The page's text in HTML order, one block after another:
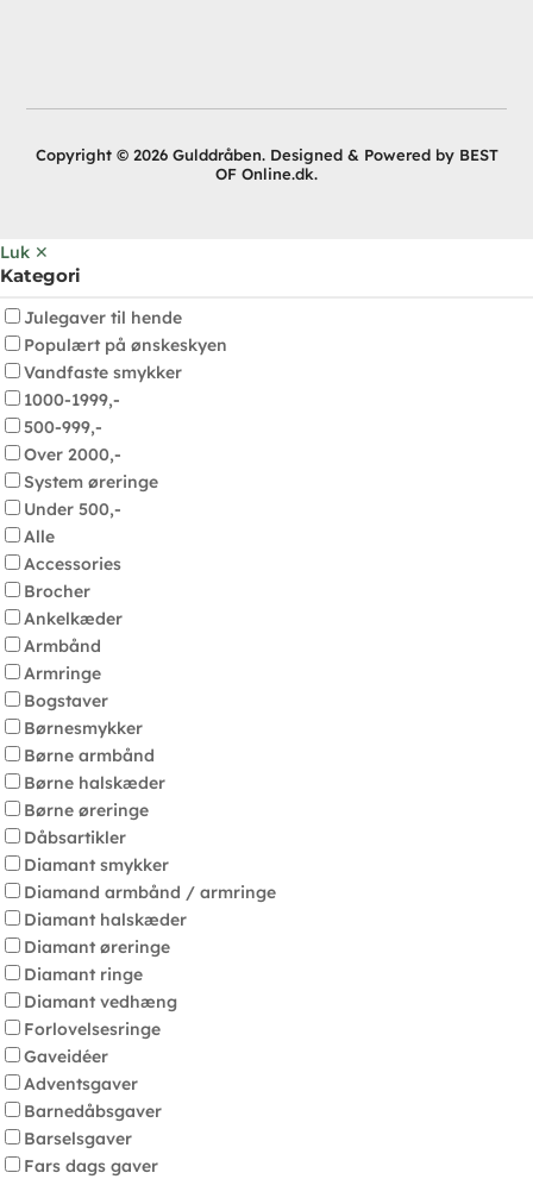
Copyright © 2026 Gulddråben. Designed & Powered by BEST
OF Online.dk.
Luk ✕
Kategori
Julegaver til hende
Populært på ønskeskyen
Vandfaste smykker
1000-1999,-
500-999,-
Over 2000,-
System øreringe
Under 500,-
Alle
Accessories
Brocher
Ankelkæder
Armbånd
Armringe
Bogstaver
Børnesmykker
Børne armbånd
Børne halskæder
Børne øreringe
Dåbsartikler
Diamant smykker
Diamand armbånd / armringe
Diamant halskæder
Diamant øreringe
Diamant ringe
Diamant vedhæng
Forlovelsesringe
Gaveidéer
Adventsgaver
Barnedåbsgaver
Barselsgaver
Fars dags gaver